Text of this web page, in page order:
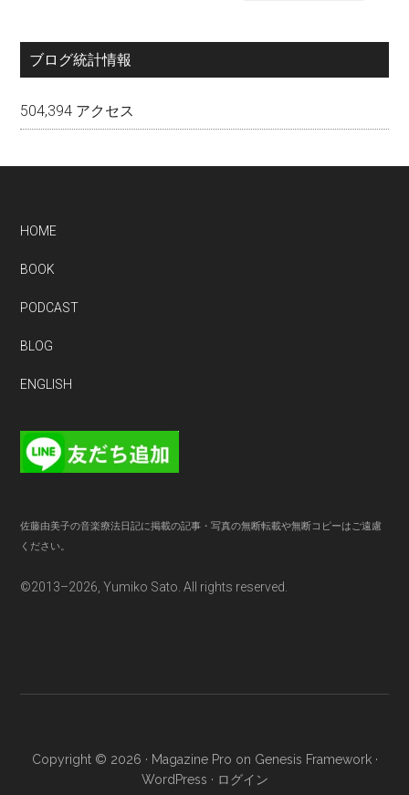
ブログ統計情報
504,394 アクセス
Footer
HOME
BOOK
PODCAST
BLOG
ENGLISH
佐藤由美子の音楽療法日記に掲載の記事・写真の無断転載や無断コピーはご遠慮
ください。
©2013–2026, Yumiko Sato. All rights reserved.
Copyright © 2026 · Magazine Pro on Genesis Framework·
WordPress · ログイン